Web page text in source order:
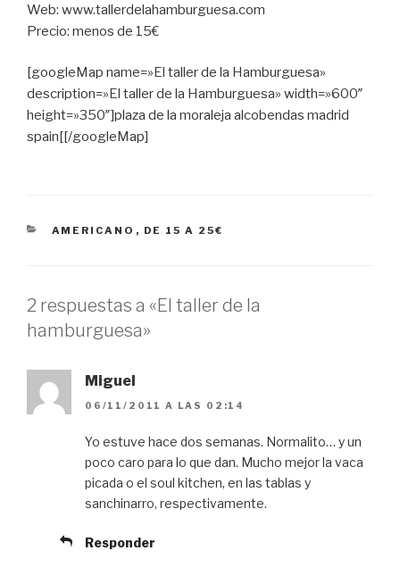
Web: www.tallerdelahamburguesa.com
Precio: menos de 15€
[googleMap name=»El taller de la Hamburguesa»
description=»El taller de la Hamburguesa» width=»600″
height=»350″]plaza de la moraleja alcobendas madrid
spain[[/googleMap]
CATEGORÍAS
AMERICANO , DE 15 A 25€
2 respuestas a «El taller de la
hamburguesa»
Miguel
06/11/2011 A LAS 02:14
Yo estuve hace dos semanas. Normalito… y un
poco caro para lo que dan. Mucho mejor la vaca
picada o el soul kitchen, en las tablas y
sanchinarro, respectivamente.
Responder